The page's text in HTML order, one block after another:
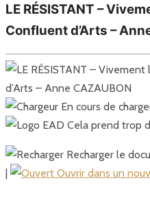
LE RÉSISTANT –
Confluent d’Arts –
En cours de
Cela prend trop
Recharger le
Ouvrir dans un